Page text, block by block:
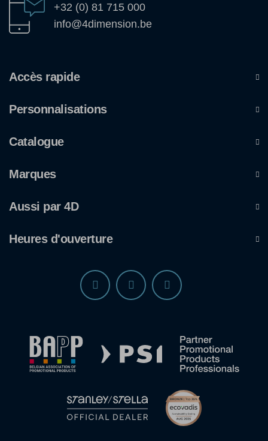
+32 (0) 81 715 000
info@4dimension.be
Accès rapide
Personnalisations
Catalogue
Marques
Aussi par 4D
Heures d'ouverture